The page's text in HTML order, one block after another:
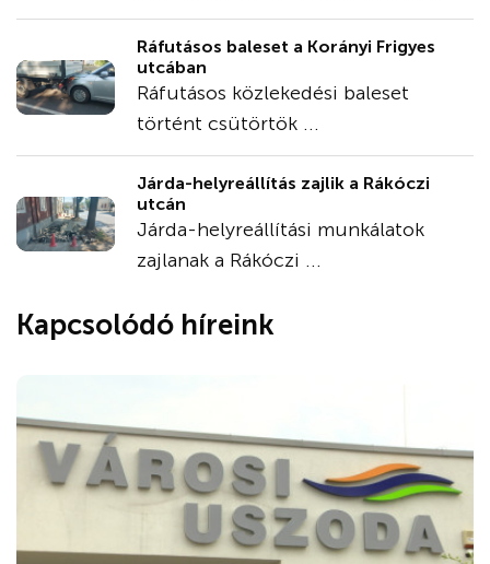
Ráfutásos baleset a Korányi Frigyes
utcában
Ráfutásos közlekedési baleset
történt csütörtök ...
Járda-helyreállítás zajlik a Rákóczi
utcán
Járda-helyreállítási munkálatok
zajlanak a Rákóczi ...
Kapcsolódó híreink